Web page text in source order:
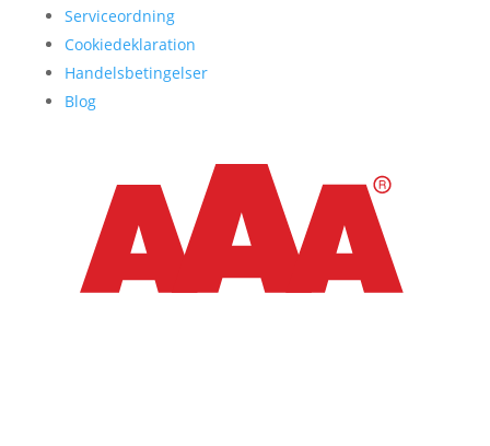
Serviceordning
Cookiedeklaration
Handelsbetingelser
Blog